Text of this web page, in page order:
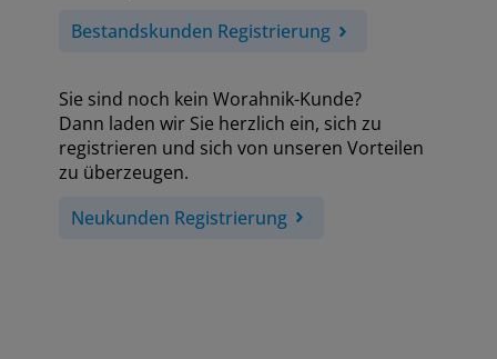
Bestandskunden Registrierung
Sie sind noch kein Worahnik-Kunde?
Dann laden wir Sie herzlich ein, sich zu
registrieren und sich von unseren Vorteilen
zu überzeugen.
Neukunden Registrierung